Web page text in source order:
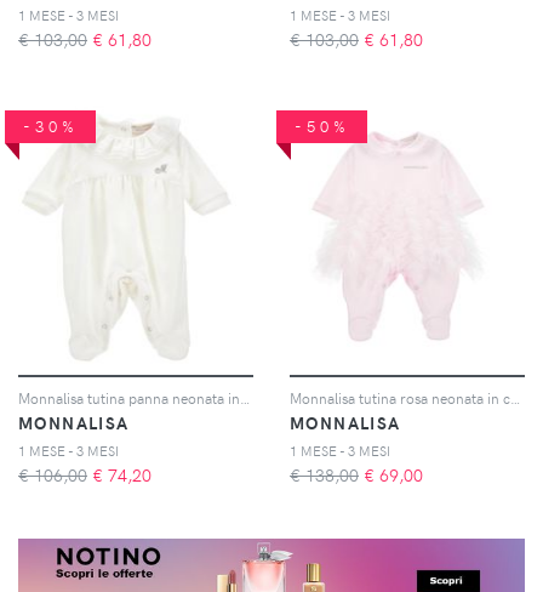
1 MESE - 3 MESI
€ 103,00 € 61,80
1 MESE - 3 MESI
€ 103,00 € 61,80
-30%
MONNALISA
1 MESE - 3 MESI
€ 106,00 € 74,20
-50%
MONNALISA
1 MESE - 3 MESI
€ 138,00 € 69,00